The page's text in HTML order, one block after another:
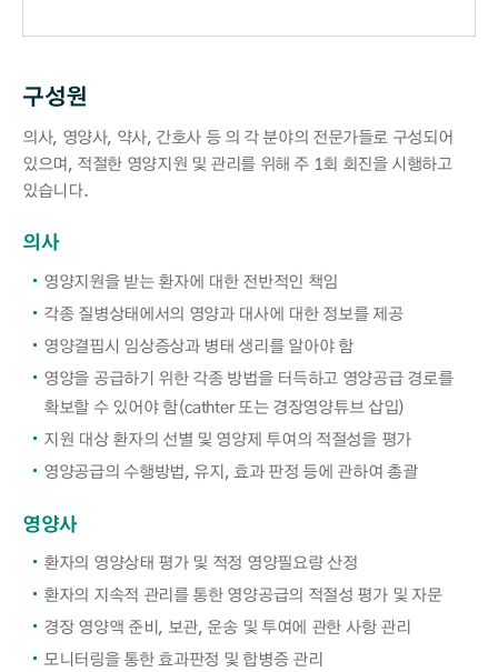
구성원
의사, 영양사, 약사, 간호사 등 의 각 분야의 전문가들로 구성되어
있으며, 적절한 영양지원 및 관리를 위해 주 1회 회진을 시행하고
있습니다.
의사
영양지원을 받는 환자에 대한 전반적인 책임
각종 질병상태에서의 영양과 대사에 대한 정보를 제공
영양결핍시 임상증상과 병태 생리를 알아야 함
영양을 공급하기 위한 각종 방법을 터득하고 영양공급 경로를
확보할 수 있어야 함(cathter 또는 경장영양튜브 삽입)
지원 대상 환자의 선별 및 영양제 투여의 적절성을 평가
영양공급의 수행방법, 유지, 효과 판정 등에 관하여 총괄
영양사
환자의 영양상태 평가 및 적정 영양필요량 산정
환자의 지속적 관리를 통한 영양공급의 적절성 평가 및 자문
경장 영양액 준비, 보관, 운송 및 투여에 관한 사항 관리
모니터링을 통한 효과판정 및 합병증 관리